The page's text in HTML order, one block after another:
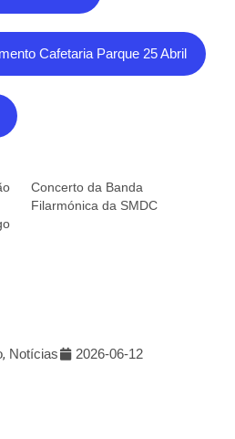
Cafetaria Parque 25 Abril
Concerto da Banda
Filarmónica da SMDC
, Notícias 2026-06-12